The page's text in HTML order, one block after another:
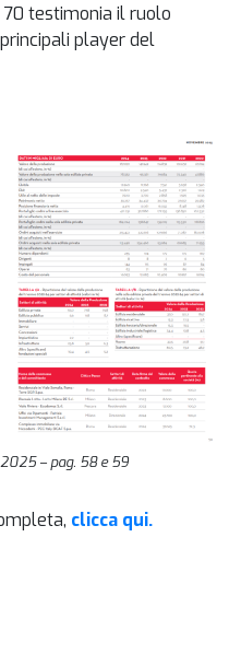
70 testimonia il ruolo
player del
– pag. 58 e 59
clicca qui.